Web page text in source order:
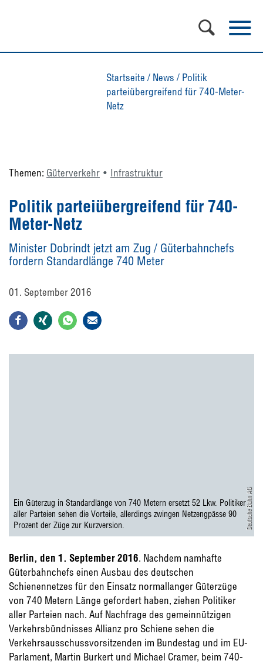
Startseite / News / Politik
parteiübergreifend für 740-Meter-
Netz
Themen: Güterverkehr Infrastruktur
Politik parteiübergreifend für 740-
Meter-Netz
Minister Dobrindt jetzt am Zug / Güterbahnchefs
fordern Standardlänge 740 Meter
01. September 2016
Deutsche Bahn AG
Ein Güterzug in Standardlänge von 740 Metern ersetzt 52 Lkw. Politiker
aller Parteien sehen die Vorteile, allerdings zwingen Netzengpässe 90
Prozent der Züge zur Kurzversion.
Berlin, den 1. September 2016. Nachdem namhafte
Güterbahnchefs einen Ausbau des deutschen
Schienennetzes für den Einsatz normallanger Güterzüge
von 740 Metern Länge gefordert haben, ziehen Politiker
aller Parteien nach. Auf Nachfrage des gemeinnützigen
Verkehrsbündnisses Allianz pro Schiene sehen die
Verkehrsausschussvorsitzenden im Bundestag und im EU-
Parlament, Martin Burkert und Michael Cramer, beim 740-